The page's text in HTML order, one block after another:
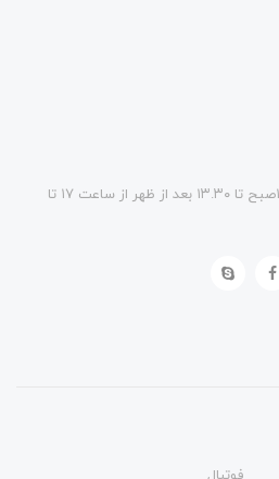
شنبه تا پنجشنبه، از ساعت ۱۰:۳۰صبح تا ۱۳.۳۰ بعد از ظهر از ساعت ۱۷ تا